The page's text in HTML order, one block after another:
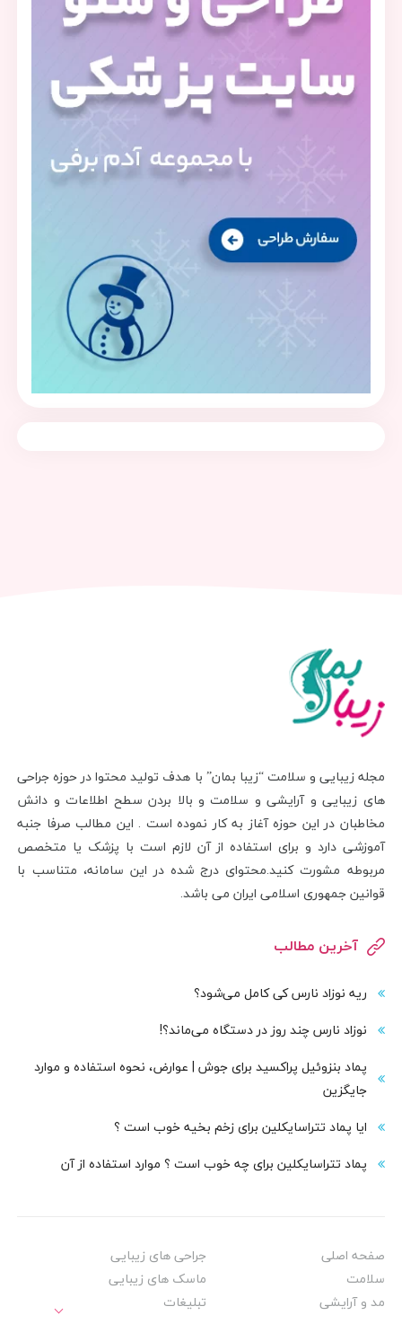
مجله زیبایی و سلامت “زیبا بمان” با هدف تولید محتوا در حوزه جراحی
های زیبایی و آرایشی و سلامت و بالا بردن سطح اطلاعات و دانش
مخاطبان در این حوزه آغاز به کار نموده است . این مطالب صرفا جنبه
آموزشی دارد و برای استفاده از آن لازم است با پزشک یا متخصص
مربوطه مشورت کنید.محتوای درج شده در این سامانه، متناسب با
قوانین جمهوری اسلامی ایران می باشد.
آخرین مطالب
ریه نوزاد نارس کی کامل می‌شود؟
نوزاد نارس چند روز در دستگاه می‌ماند؟!
پماد بنزوئیل پراکسید برای جوش | عوارض، نحوه استفاده و موارد
جایگزین
ایا پماد تتراسایکلین برای زخم بخیه خوب است ؟
پماد تتراسایکلین برای چه خوب است ؟ موارد استفاده از آن
صفحه اصلی
جراحی های زیبایی
سلامت
ماسک های زیبایی
مد و آرایشی
تبلیغات